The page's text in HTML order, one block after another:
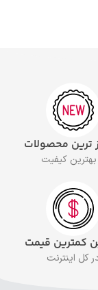
ترین محصولات
بهترین کیفیت
کمترین قیمت
کل اینترنت